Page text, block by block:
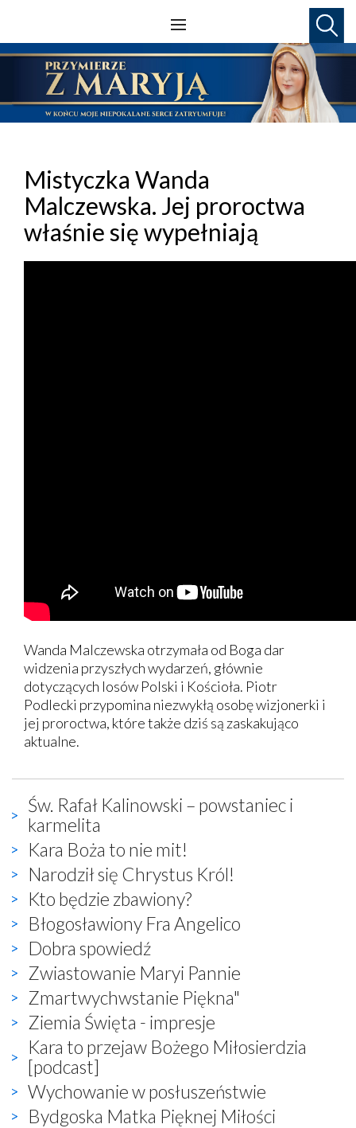
Mistyczka Wanda
Malczewska. Jej proroctwa
właśnie się wypełniają
Wanda Malczewska otrzymała od Boga dar
widzenia przyszłych wydarzeń, głównie
dotyczących losów Polski i Kościoła. Piotr
Podlecki przypomina niezwykłą osobę wizjonerki i
jej proroctwa, które także dziś są zaskakująco
aktualne.
Św. Rafał Kalinowski – powstaniec i
karmelita
Kara Boża to nie mit!
Narodził się Chrystus Król!
Kto będzie zbawiony?
Błogosławiony Fra Angelico
Dobra spowiedź
Zwiastowanie Maryi Pannie
Zmartwychwstanie Piękna"
Ziemia Święta - impresje
Kara to przejaw Bożego Miłosierdzia
[podcast]
Wychowanie w posłuszeństwie
Bydgoska Matka Pięknej Miłości